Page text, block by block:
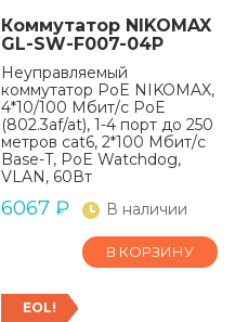
Коммутатор NIKOMAX
GL-SW-F007-04P
Неуправляемый
коммутатор PoE NIKOMAX,
4*10/100 Мбит/с PoE
(802.3af/at), 1-4 порт до 250
метров cat6, 2*100 Мбит/с
Base-T, PoE Watchdog,
VLAN, 60Вт
6067 ₽ В наличии
В КОРЗИНУ
EOL!